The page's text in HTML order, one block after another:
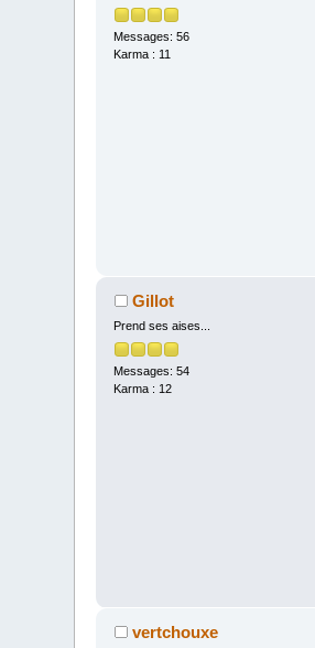
Messages: 56
Karma : 11
Gillot
Prend ses aises...
Messages: 54
Karma : 12
vertchouxe